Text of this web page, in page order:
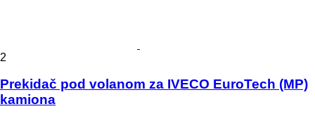
2
Prekidač pod volanom za IVECO EuroTech (MP)
kamiona